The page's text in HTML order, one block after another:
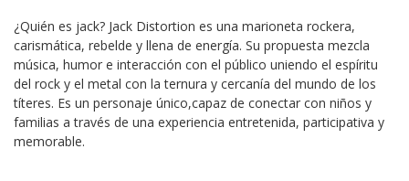
¿Quién es jack? Jack Distortion es una marioneta rockera,
carismática, rebelde y llena de energía. Su propuesta mezcla
música, humor e interacción con el público uniendo el espíritu
del rock y el metal con la ternura y cercanía del mundo de los
títeres. Es un personaje único,capaz de conectar con niños y
familias a través de una experiencia entretenida, participativa y
memorable.